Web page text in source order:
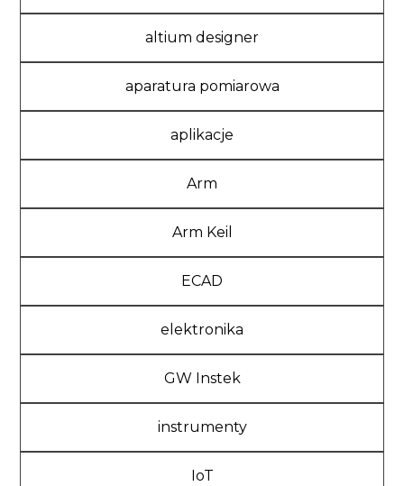
altium designer
aparatura pomiarowa
aplikacje
Arm
Arm Keil
ECAD
elektronika
GW Instek
instrumenty
IoT